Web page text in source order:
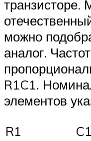
транзисторе.
можно
аналог.
R1C1.
элементов
R1
C1